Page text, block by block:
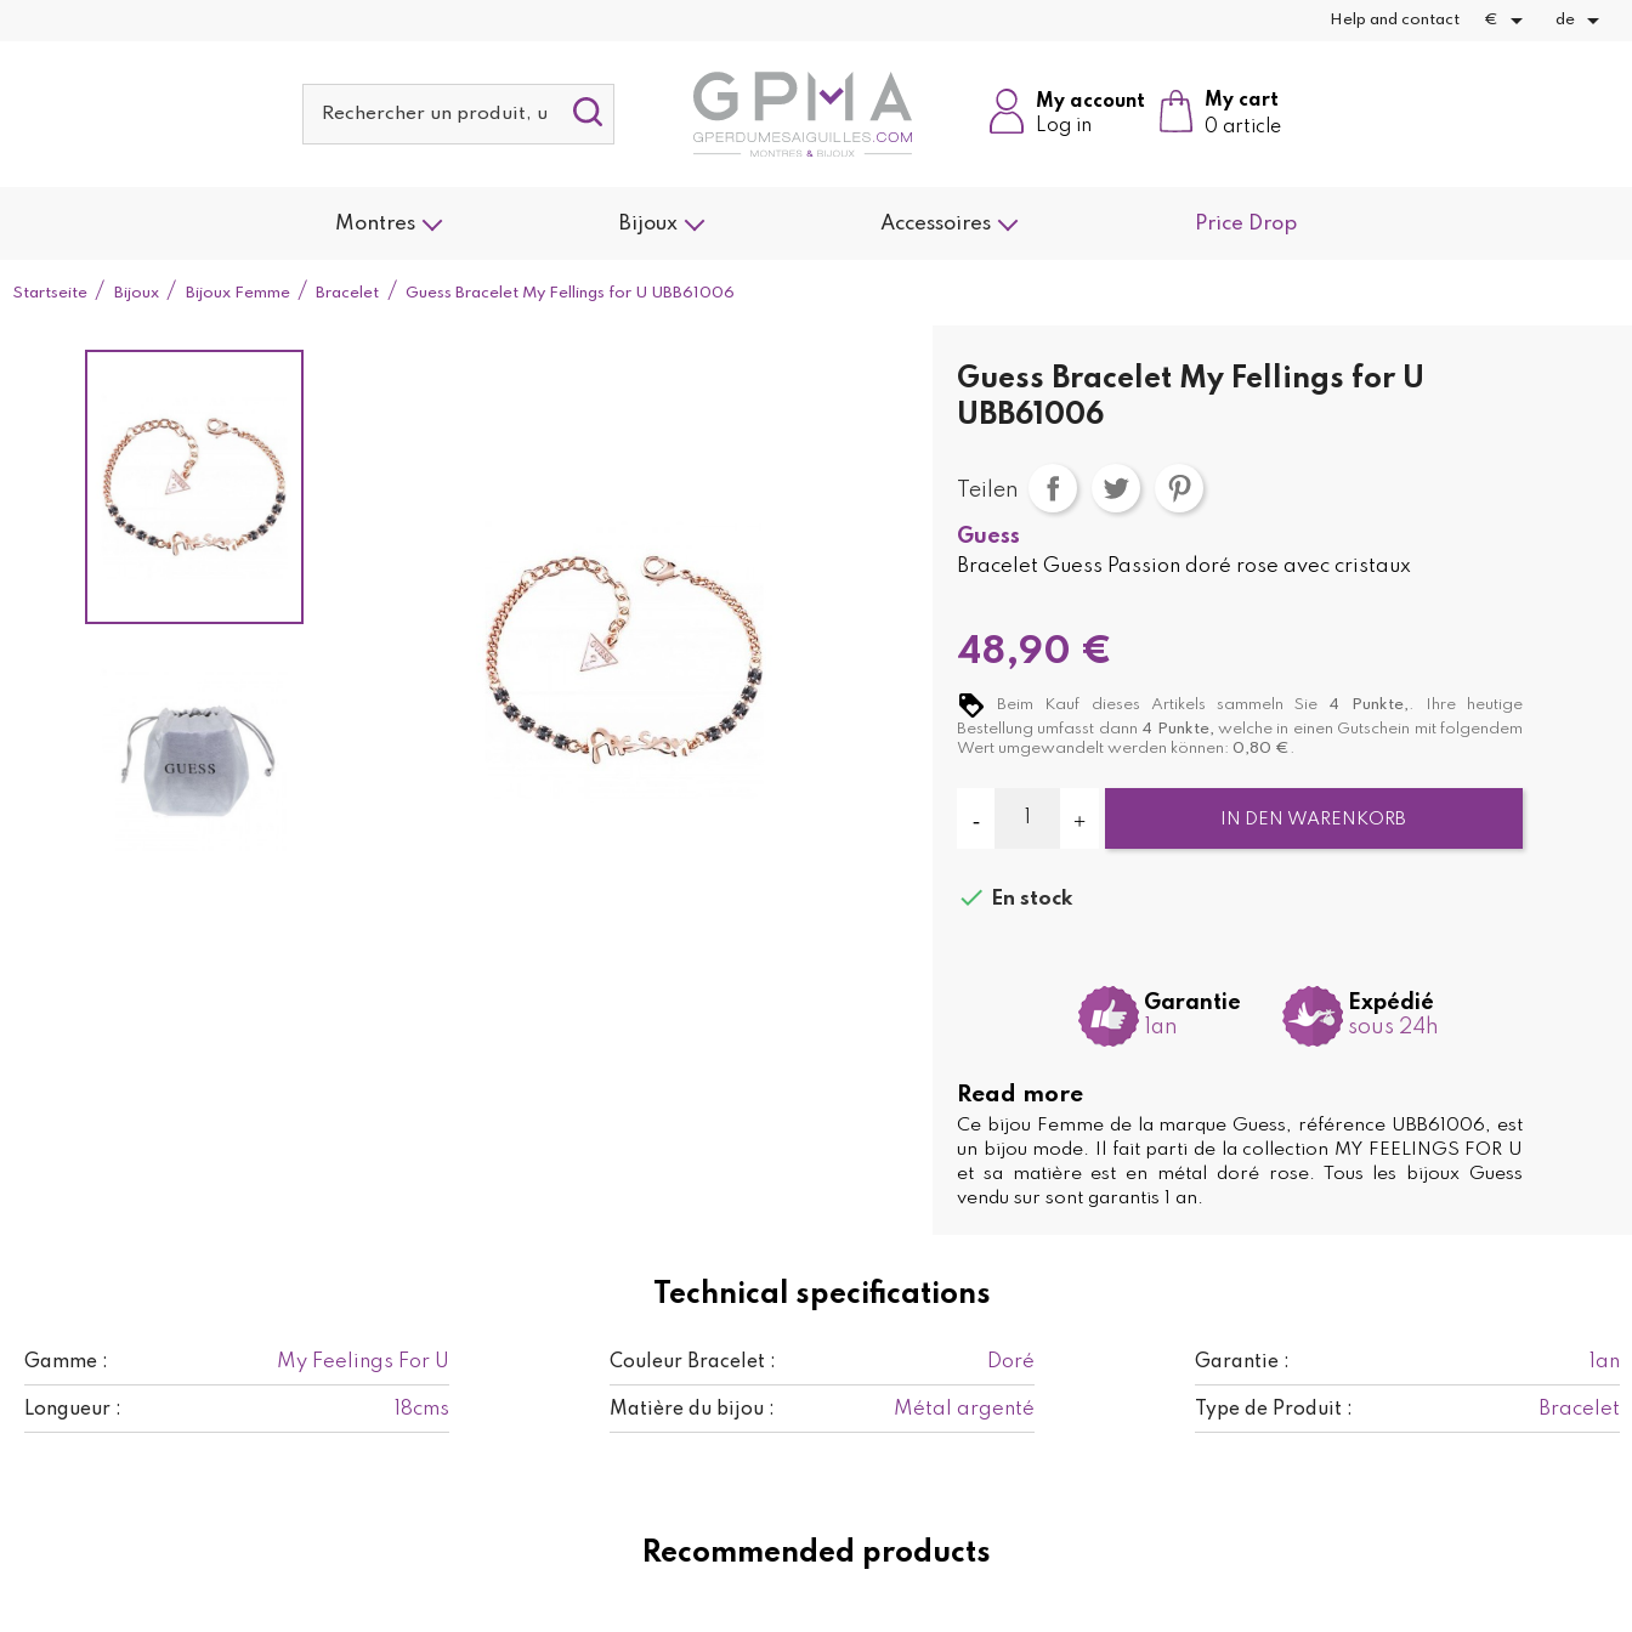
Help and contact €  de 
My cart
0 article
My account
Log in
Montres Bijoux Accessoires Price Drop
Startseite Bijoux Bijoux Femme Bracelet Guess Bracelet My Fellings for U UBB61006
Technical specifications
Gamme : My Feelings For U Couleur Bracelet : Doré Garantie : 1an
Longueur : 18cms Matière du bijou : Métal argenté Type de Produit : Bracelet
Guess Bracelet My Fellings for U
UBB61006
Teilen
Guess
Bracelet Guess Passion doré rose avec cristaux
48,90 €
Beim Kauf dieses Artikels sammeln Sie 4 Punkte, . Ihre heutige
Bestellung umfasst dann 4 Punkte, welche in einen Gutschein mit folgendem
Wert umgewandelt werden können: 0,80 € .
IN DEN WARENKORB
 En stock
Garantie
1an
Expédié
sous 24h
Read more
Ce bijou Femme de la marque Guess, référence UBB61006, est
un bijou mode. Il fait parti de la collection MY FEELINGS FOR U
et sa matière est en métal doré rose. Tous les bijoux Guess
vendu sur sont garantis 1 an.
Recommended products